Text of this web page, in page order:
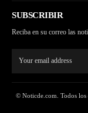
SUBSCRIBIR
Reciba en su correo las
© Noticde.com. Todos los